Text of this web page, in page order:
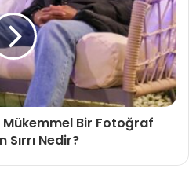
Mükemmel Bir Fotoğraf
Sırrı Nedir?